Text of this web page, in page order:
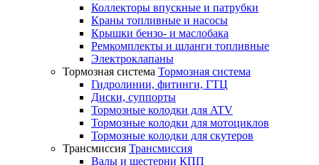
Коллекторы впускные и патрубки
Краны топливные и насосы
Крышки бензо- и маслобака
Ремкомплекты и шланги топливные
Электроклапаны
Тормозная система Тормозная система
Гидролинии, фитинги, ГТЦ
Диски, суппорты
Тормозные колодки для ATV
Тормозные колодки для мотоциклов
Тормозные колодки для скутеров
Трансмиссия Трансмиссия
Валы и шестерни КПП